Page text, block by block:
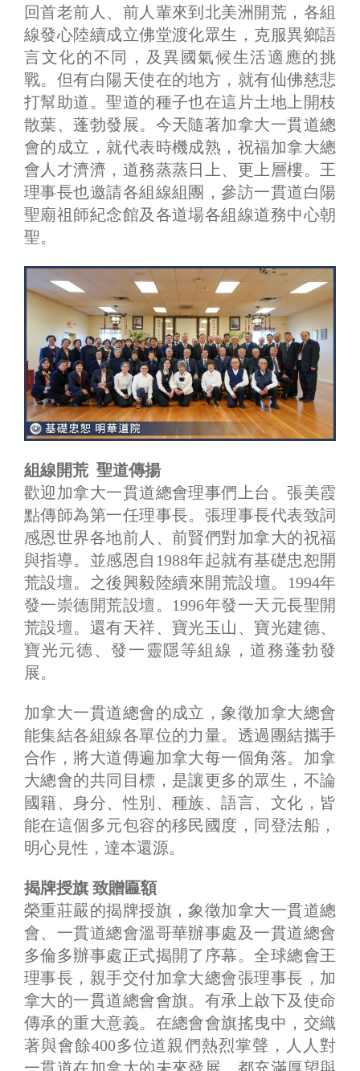
回首老前人、前人輩來到北美洲開荒，各組
線發心陸續成立佛堂渡化眾生，克服異鄉語
言文化的不同，及異國氣候生活適應的挑
戰。但有白陽天使在的地方，就有仙佛慈悲
打幫助道。聖道的種子也在這片土地上開枝
散葉、蓬勃發展。今天隨著加拿大一貫道總
會的成立，就代表時機成熟，祝福加拿大總
會人才濟濟，道務蒸蒸日上、更上層樓。王
理事長也邀請各組線組團，參訪一貫道白陽
聖廟祖師紀念館及各道場各組線道務中心朝
聖。
組線開荒 聖道傳揚
歡迎加拿大一貫道總會理事們上台。張美霞
點傳師為第一任理事長。張理事長代表致詞
感恩世界各地前人、前賢們對加拿大的祝福
與指導。並感恩自1988年起就有基礎忠恕開
荒設壇。之後興毅陸續來開荒設壇。1994年
發一崇德開荒設壇。1996年發一天元長聖開
荒設壇。還有天祥、寶光玉山、寶光建德、
寶光元德、發一靈隱等組線，道務蓬勃發
展。
加拿大一貫道總會的成立，象徵加拿大總會
能集結各組線各單位的力量。透過團結攜手
合作，將大道傳遍加拿大每一個角落。加拿
大總會的共同目標，是讓更多的眾生，不論
國籍、身分、性別、種族、語言、文化，皆
能在這個多元包容的移民國度，同登法船，
明心見性，達本還源。
揭牌授旗 致贈匾額
榮重莊嚴的揭牌授旗，象徵加拿大一貫道總
會、一貫道總會溫哥華辦事處及一貫道總會
多倫多辦事處正式揭開了序幕。全球總會王
理事長，親手交付加拿大總會張理事長，加
拿大的一貫道總會會旗。有承上啟下及使命
傳承的重大意義。在總會會旗搖曳中，交織
著與會餘400多位道親們熱烈掌聲，人人對